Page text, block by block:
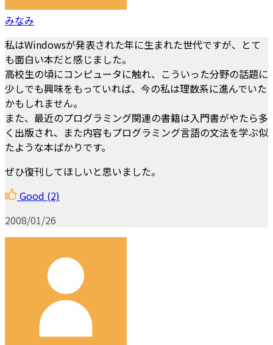
みなみ
私はWindowsが発表された年に生まれた世代ですが、とて
も面白い本だと感じました。
高校生の頃にコンピュータに触れ、こういった分野の話題に
少しでも興味をもっていれば、今の私は理数系に進んでいた
かもしれません。
また、最近のプログラミング関連の書籍は入門書がやたら多
く出版され、また内容もプログラミング言語の文法を学ぶ似
たような本ばかりです。
ぜひ復刊してほしいと思いました。
Good (2)
2008/01/26